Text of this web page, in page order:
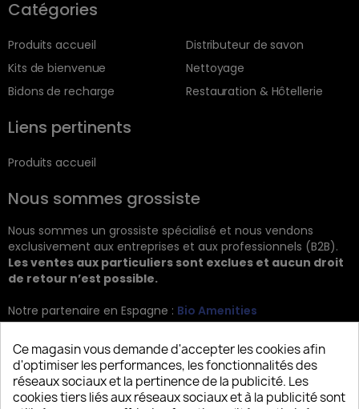
Catégories
Produits accueil
Kits de bienvenue
Bidons de recharge
Distributeur de savon
Nettoyage
Restauration & Hôtellerie
Liens pertinents
Produits accueil
Nous sommes grossiste
Nous sommes un grossiste spécialisé et nous vendons
exclusivement aux entreprises et aux professionnels (B2B).
Les ventes aux particuliers sont exclues et aucun droit
de retour n’est possible.
Notre partenaire en Espagne : Bio Amenities
Kontakt
JRG Trading GmbH
Zietenstr. 9
Ce magasin vous demande d'accepter les cookies afin
d'optimiser les performances, les fonctionnalités des
réseaux sociaux et la pertinence de la publicité. Les
cookies tiers liés aux réseaux sociaux et à la publicité sont